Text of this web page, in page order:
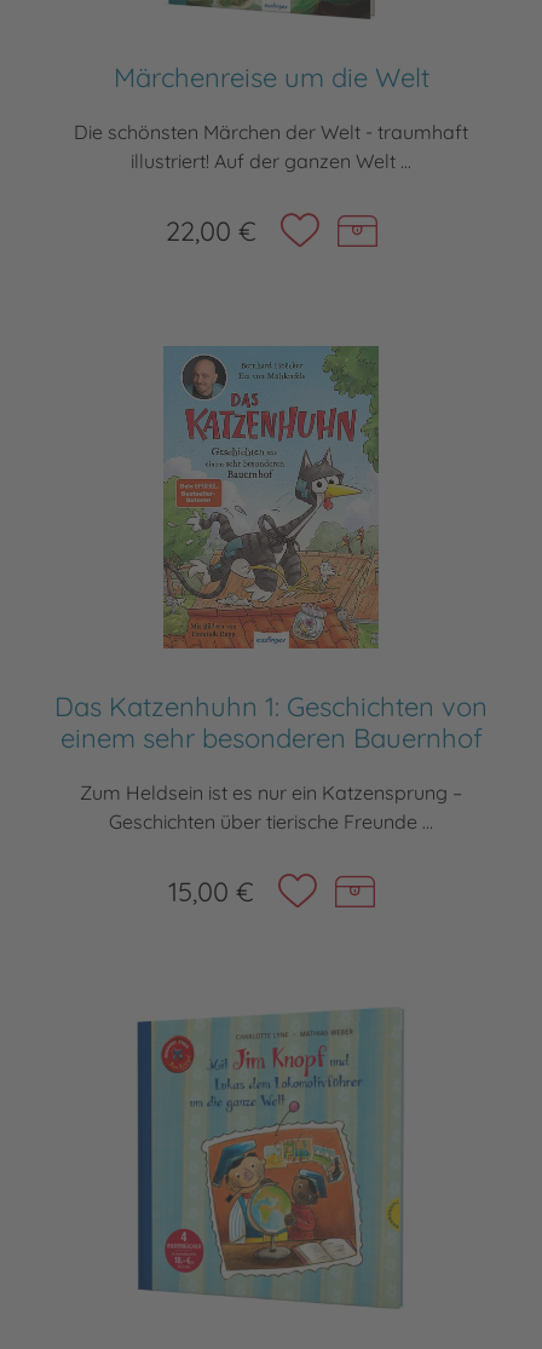
Märchenreise um die Welt
Die schönsten Märchen der Welt - traumhaft
illustriert! Auf der ganzen Welt ...
22,00 €
Das Katzenhuhn 1: Geschichten von
einem sehr besonderen Bauernhof
Zum Heldsein ist es nur ein Katzensprung –
Geschichten über tierische Freunde ...
15,00 €